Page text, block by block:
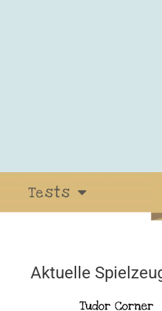
Tests
Aktuelle
Tudor Corner